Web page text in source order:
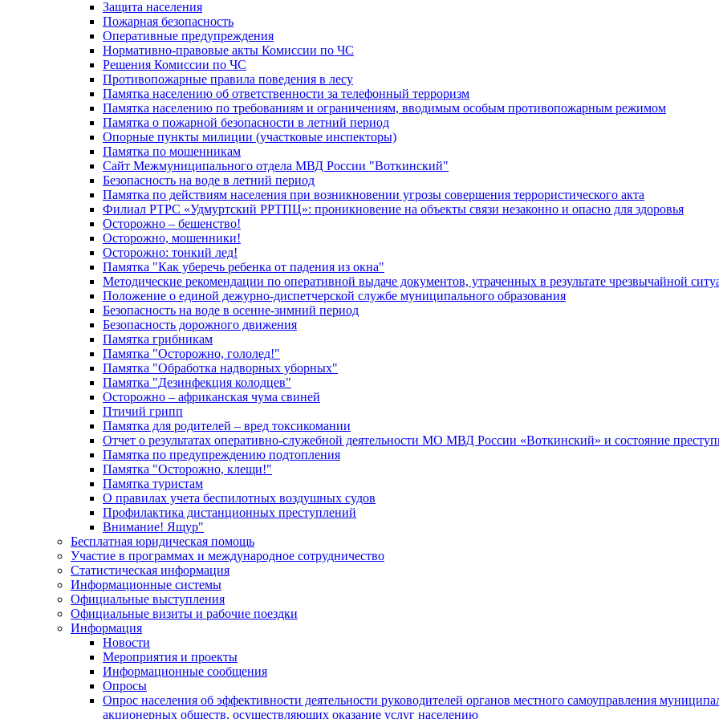
Защита населения
Пожарная безопасность
Оперативные предупреждения
Нормативно-правовые акты Комиссии по ЧС
Решения Комиссии по ЧС
Противопожарные правила поведения в лесу
Памятка населению об ответственности за телефонный терроризм
Памятка населению по требованиям и ограничениям, вводимым особым противопожарным режимом
Памятка о пожарной безопасности в летний период
Опорные пункты милиции (участковые инспекторы)
Памятка по мошенникам
Сайт Межмуниципального отдела МВД России "Воткинский"
Безопасность на воде в летний период
Памятка по действиям населения при возникновении угрозы совершения террористического акта
Филиал РТРС «Удмуртский РРТПЦ»: проникновение на объекты связи незаконно и опасно для здоровья
Осторожно – бешенство!
Осторожно, мошенники!
Осторожно: тонкий лед!
Памятка "Как уберечь ребенка от падения из окна"
Методические рекомендации по оперативной выдаче документов, утраченных в результате чрезвычайной
Положение о единой дежурно-диспетчерской службе муниципального образования
Безопасность на воде в осенне-зимний период
Безопасность дорожного движения
Памятка грибникам
Памятка "Осторожно, гололед!"
Памятка "Обработка надворных уборных"
Памятка "Дезинфекция колодцев"
Осторожно – африканская чума свиней
Птичий грипп
Памятка для родителей – вред токсикомании
Отчет о результатах оперативно-служебной деятельности МО МВД России «Воткинский» и состояние
Памятка по предупреждению подтопления
Памятка "Осторожно, клещи!"
Памятка туристам
О правилах учета беспилотных воздушных судов
Профилактика дистанционных преступлений
Внимание! Ящур"
Бесплатная юридическая помощь
Участие в программах и международное сотрудничество
Статистическая информация
Информационные системы
Официальные выступления
Официальные визиты и рабочие поездки
Информация
Новости
Мероприятия и проекты
Информационные сообщения
Опросы
Опрос населения об эффективности деятельности руководителей органов местного самоуправления
акционерных обществ, осуществляющих оказание услуг населению